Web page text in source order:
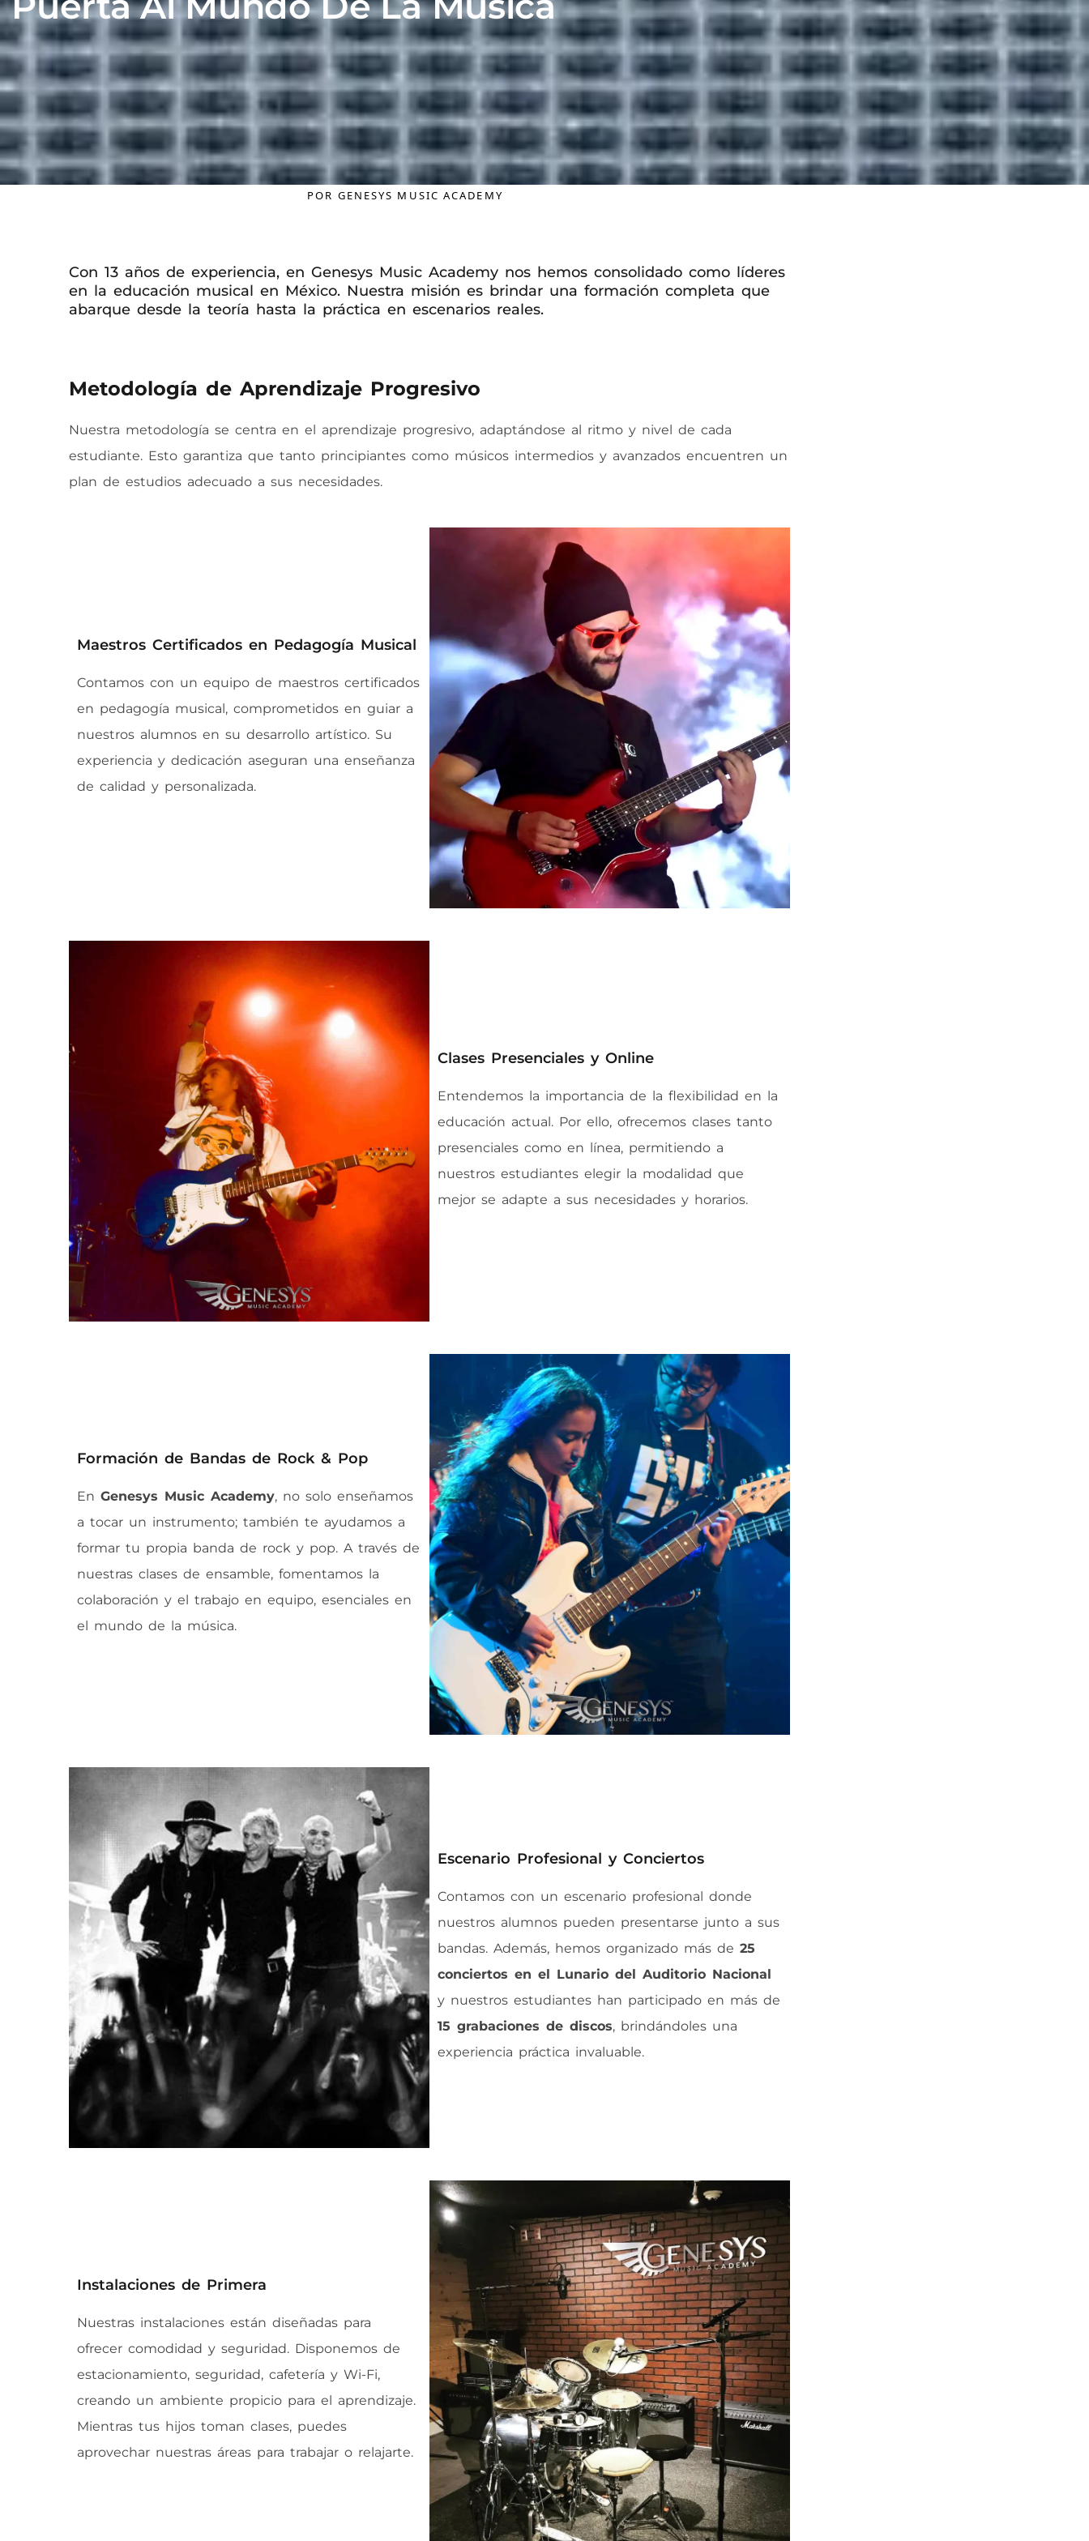
POR GENESYS MUSIC ACADEMY
Con 13 años de experiencia, en Genesys Music Academy nos hemos consolidado como líderes
en la educación musical en México. Nuestra misión es brindar una formación completa que
abarque desde la teoría hasta la práctica en escenarios reales.
Metodología de Aprendizaje Progresivo
Nuestra metodología se centra en el aprendizaje progresivo, adaptándose al ritmo y nivel de cada
estudiante. Esto garantiza que tanto principiantes como músicos intermedios y avanzados encuentren un
plan de estudios adecuado a sus necesidades.
Maestros Certificados en Pedagogía Musical
Contamos con un equipo de maestros certificados
en pedagogía musical, comprometidos en guiar a
nuestros alumnos en su desarrollo artístico. Su
experiencia y dedicación aseguran una enseñanza
de calidad y personalizada.
Clases Presenciales y Online
Entendemos la importancia de la flexibilidad en la
educación actual. Por ello, ofrecemos clases tanto
presenciales como en línea, permitiendo a
nuestros estudiantes elegir la modalidad que
mejor se adapte a sus necesidades y horarios.
Formación de Bandas de Rock & Pop
En Genesys Music Academy, no solo enseñamos
a tocar un instrumento; también te ayudamos a
formar tu propia banda de rock y pop. A través de
nuestras clases de ensamble, fomentamos la
colaboración y el trabajo en equipo, esenciales en
el mundo de la música.
Escenario Profesional y Conciertos
Contamos con un escenario profesional donde
nuestros alumnos pueden presentarse junto a sus
bandas. Además, hemos organizado más de 25
conciertos en el Lunario del Auditorio Nacional
y nuestros estudiantes han participado en más de
15 grabaciones de discos, brindándoles una
experiencia práctica invaluable.
Instalaciones de Primera
Nuestras instalaciones están diseñadas para
ofrecer comodidad y seguridad. Disponemos de
estacionamiento, seguridad, cafetería y Wi-Fi,
creando un ambiente propicio para el aprendizaje.
Mientras tus hijos toman clases, puedes
aprovechar nuestras áreas para trabajar o relajarte.